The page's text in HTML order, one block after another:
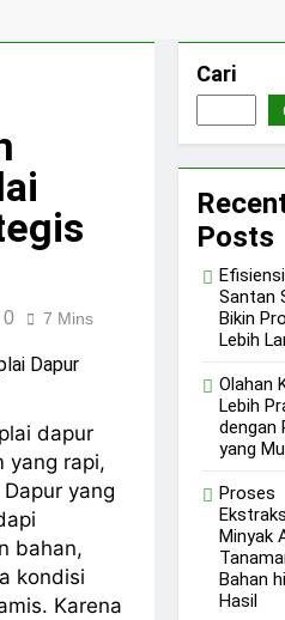
Mesin Penyuling
Stainless dengan
Pecah Presisi Agar
Hasil Lebih Seragam
0 7 Mins
dapur
yang rapi,
yang
bahan,
kondisi
Karena
Cari
Posts
Santan
Bikin
Lebih
Olahan
Lebih
dengan
yang
Proses
Minyak
Bahan
Hasil